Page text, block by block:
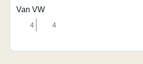
Van VW
4 4